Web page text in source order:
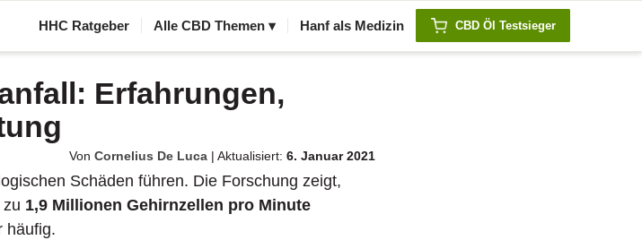
HHC Ratgeber Alle CBD Themen ▾ Hanf als Medizin CBD Öl Testsieger
Erfahrungen,
Von Cornelius De Luca | Aktualisiert: 6. Januar 2021
Schäden führen. Die Forschung zeigt,
1,9 Millionen Gehirnzellen pro Minute
häufig.